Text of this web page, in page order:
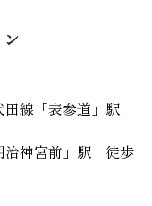
線「表参道」駅
治神宮前」駅 徒歩